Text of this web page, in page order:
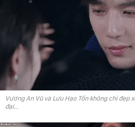
Vương An Vũ và Lưu Hạo Tồn không chỉ đẹp
đại...